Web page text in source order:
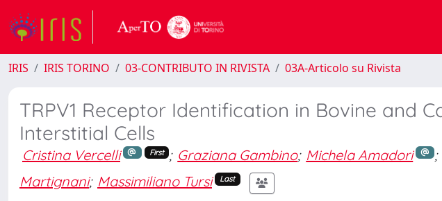
IRIS IRIS TORINO 03-CONTRIBUTO IN RIVISTA 03A-Articolo su Rivista
TRPV1 Receptor Identification in Bovine and
Interstitial Cells
Cristina Vercelli First ; Graziana Gambino; Michela Amadori ;
Martignani; Massimiliano Tursi Last